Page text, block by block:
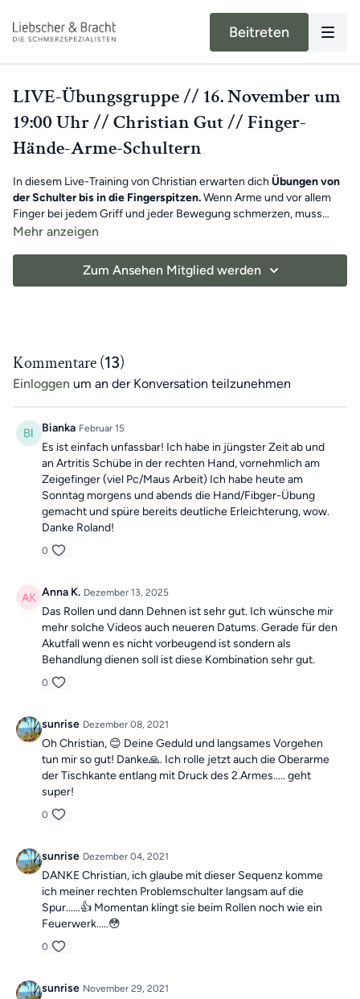
Beitreten
LIVE-Übungsgruppe // 16. November um
19:00 Uhr // Christian Gut // Finger-
Hände-Arme-Schultern
In diesem Live-Training von Christian erwarten dich Übungen von
der Schulter bis in die Fingerspitzen.Wenn Arme und vor allem
Finger bei jedem Griff und jeder Bewegung schmerzen, muss
schnelle Hilfeher.
wirken. Christian macht mit dir
intensive Dehnungen und
wohltuende Faszien-Rollmassagen.
Schlaufe (Gürtel)
Mehr anzeigen
Zum Ansehen Mitglied werden
Kommentare (13)
Einloggen um an der Konversation teilzunehmen
Bianka Februar 15
Es ist einfach unfassbar! Ich habe in jüngster Zeit ab und
an Artritis Schübe in der rechten Hand, vornehmlich am
Zeigefinger (viel Pc/Maus Arbeit) Ich habe heute am
Sonntag morgens und abends die Hand/Fibger-Übung
gemacht und spüre bereits deutliche Erleichterung, wow.
Danke Roland!
0
Anna K. Dezember 13, 2025
Das Rollen und dann Dehnen ist sehr gut. Ich wünsche mir
mehr solche Videos auch neueren Datums. Gerade für den
Akutfall wenn es nicht vorbeugend ist sondern als
Behandlung dienen soll ist diese Kombination sehr gut.
0
sunrise Dezember 08, 2021
Oh Christian, 😊 Deine Geduld und langsames Vorgehen
tun mir so gut! Danke🙏. Ich rolle jetzt auch die Oberarme
der Tischkante entlang mit Druck des 2.Armes..... geht
super!
0
sunrise Dezember 04, 2021
DANKE Christian, ich glaube mit dieser Sequenz komme
ich meiner rechten Problemschulter langsam auf die
Spur......👍 Momentan klingt sie beim Rollen noch wie ein
Feuerwerk.....😳
0
sunrise November 29, 2021